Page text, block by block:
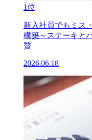
1位
新入社員でもミス
構築～ステーキと
贅
2026.06.18